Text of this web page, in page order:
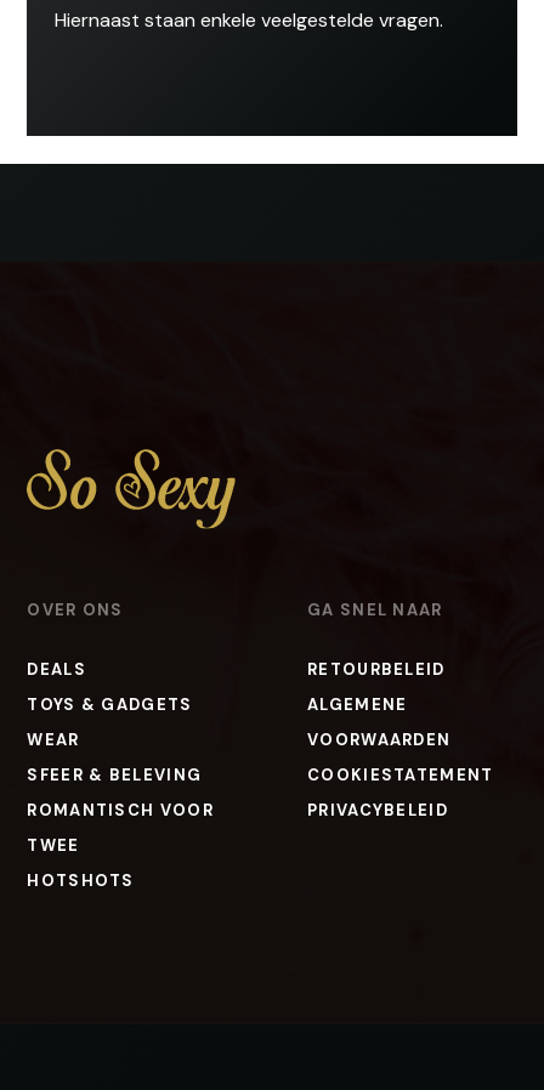
Hiernaast staan enkele veelgestelde vragen.
OVER ONS
DEALS
TOYS & GADGETS
WEAR
SFEER & BELEVING
ROMANTISCH VOOR
TWEE
HOTSHOTS
GA SNEL NAAR
RETOURBELEID
ALGEMENE
VOORWAARDEN
COOKIESTATEMENT
PRIVACYBELEID